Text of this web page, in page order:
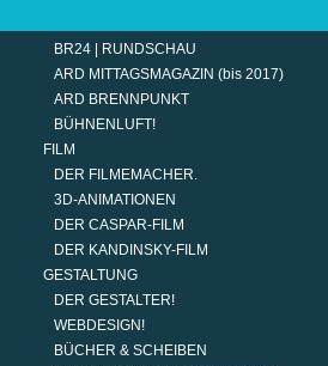
BR24 | RUNDSCHAU
ARD MITTAGSMAGAZIN (bis 2017)
ARD BRENNPUNKT
BÜHNENLUFT!
FILM
DER FILMEMACHER.
3D-ANIMATIONEN
DER CASPAR-FILM
DER KANDINSKY-FILM
GESTALTUNG
DER GESTALTER!
WEBDESIGN!
BÜCHER & SCHEIBEN